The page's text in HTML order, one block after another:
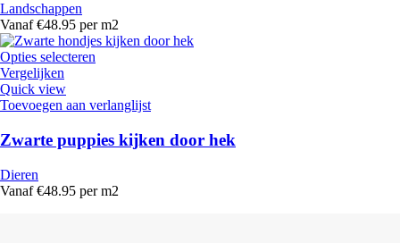
Landschappen
Vanaf €48.95 per m2
Opties selecteren
Vergelijken
Quick view
Toevoegen aan verlanglijst
Zwarte puppies kijken door hek
Dieren
Vanaf €48.95 per m2